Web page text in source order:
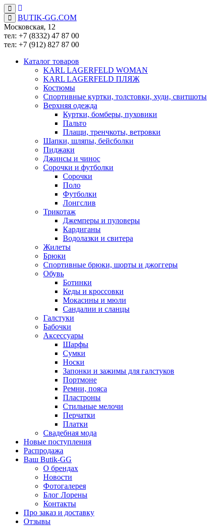
BUTIK-GG.COM
Московская, 12
тел: +7 (8332) 47 87 00
тел: +7 (912) 827 87 00
Каталог товаров
KARL LAGERFELD WOMAN
KARL LAGERFELD ПЛЯЖ
Костюмы
Спортивные куртки, толстовки, худи, свитшоты
Верхняя одежда
Куртки, бомберы, пуховики
Пальто
Плащи, тренчкоты, ветровки
Шапки, шляпы, бейсболки
Пиджаки
Джинсы и чинос
Сорочки и футболки
Сорочки
Поло
Футболки
Лонгслив
Трикотаж
Джемперы и пуловеры
Кардиганы
Водолазки и свитера
Жилеты
Брюки
Спортивные брюки, шорты и джоггеры
Обувь
Ботинки
Кеды и кроссовки
Мокасины и мюли
Сандалии и сланцы
Галстуки
Бабочки
Аксессуары
Шарфы
Сумки
Носки
Запонки и зажимы для галстуков
Портмоне
Ремни, пояса
Пластроны
Стильные мелочи
Перчатки
Платки
Свадебная мода
Новые поступления
Распродажа
Ваш Butik-GG
О брендах
Новости
Фотогалерея
Блог Лорены
Контакты
Про заказ и доставку
Отзывы